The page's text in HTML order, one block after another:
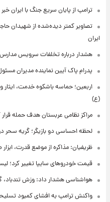
ترامپ از پایان سریع جنگ با ایران
تصاویر کمتر دیده‌شده از شهیدان
ایران
هشدار درباره تخلفات سرویس
پدرام پاک آیین نماینده مدیران
اربعین؛ حماسه باشکوه خدمت،
(ع)
مراکز نظامی عربستان هدف حمله
لحظه احساسی دو بازیگر؛ گریه سحر
ظریفیان: مذاکره از موضع قدرت،
قیمت خودروهای سایپا تغییر کرد؛ لیست قیمت
هواشناسی هشدار داد: وزش تندباد، گردوخاک
واکنش ترامپ به افشای کمبود